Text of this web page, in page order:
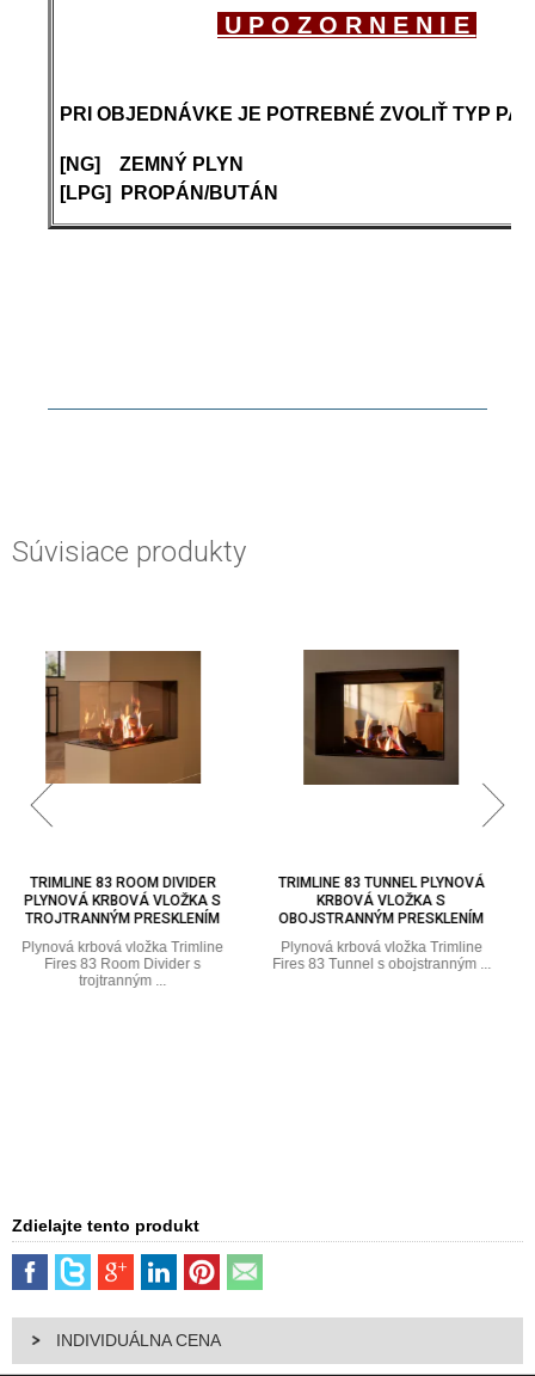
U P O Z O R N E N I E
PRI OBJEDNÁVKE JE POTREBNÉ ZVOLIŤ TYP
[NG] ZEMNÝ PLYN
[LPG] PROPÁN/BUTÁN
Súvisiace produkty
TRIMLINE 83 TUNNEL PLYNOVÁ
KRBOVÁ VLOŽKA S
OBOJSTRANNÝM PRESKLENÍM
Plynová krbová vložka Trimline
Fires 83 Tunnel s obojstranným ...
TRIMLINE 63 PANORAMIC
PLYNOVÁ KRBOVÁ VLOŽKA S
TROJTRANNÝM PRESKLENÍM
Plynová krbová vložka Trimline
Fires 63 Panoramic s trojtranným
Zdielajte tento produkt
INDIVIDUÁLNA CENA